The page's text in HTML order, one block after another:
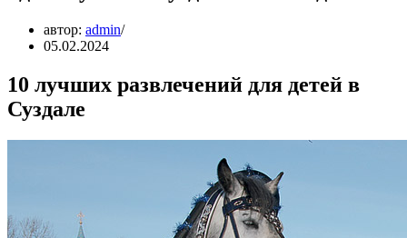
автор: admin
05.02.2024
10 лучших развлечений для детей в
Суздале